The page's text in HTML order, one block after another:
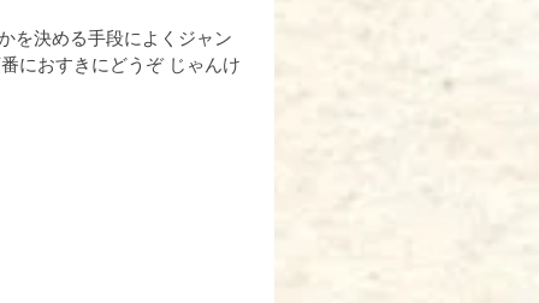
を決める手段によくジャン
におすきにどうぞ じゃんけ